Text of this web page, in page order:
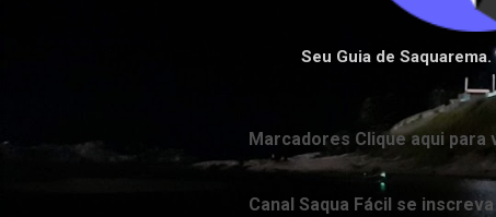
Seu Guia de Saquarema.
Marcadores Clique aqui para
Canal Saqua Fácil se inscreva